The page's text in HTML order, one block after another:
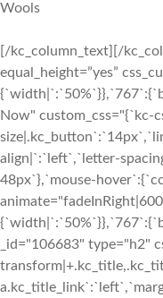
Wools
[/kc_column_text][/
equal_height=”yes”
Now"
align|`:`left`,`letter-
48px`},`mouse-
_id="106683" type="h2"